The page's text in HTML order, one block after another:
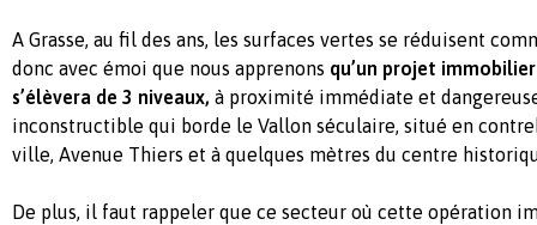
A Grasse, au fil des ans, les surfaces vertes se réduisent
donc avec émoi que nous apprenons qu’un projet
s’élèvera de 3 niveaux, à proximité immédiate et
inconstructible qui borde le Vallon séculaire, situé en
ville, Avenue Thiers et à quelques mètres du centre
De plus, il faut rappeler que ce secteur où cette opération